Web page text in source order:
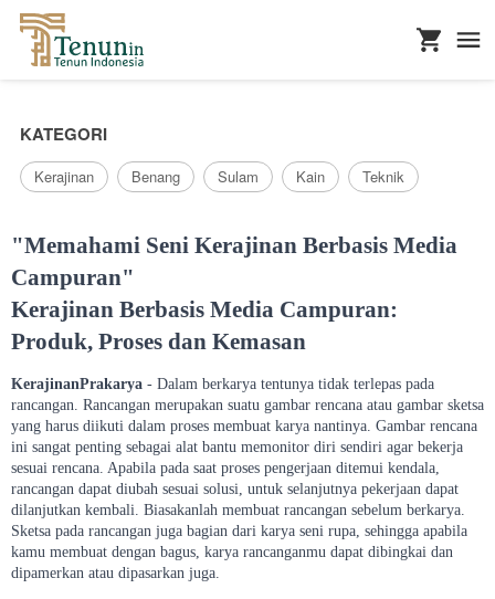
KATEGORI
Kerajinan Benang Sulam Kain Teknik
"Memahami Seni Kerajinan Berbasis Media
Campuran"
Kerajinan Berbasis Media Campuran:
Produk, Proses dan Kemasan
KerajinanPrakarya - Dalam berkarya tentunya tidak terlepas pada
rancangan. Rancangan merupakan suatu gambar rencana atau gambar sketsa
yang harus diikuti dalam proses membuat karya nantinya. Gambar rencana
ini sangat penting sebagai alat bantu memonitor diri sendiri agar bekerja
sesuai rencana. Apabila pada saat proses pengerjaan ditemui kendala,
rancangan dapat diubah sesuai solusi, untuk selanjutnya pekerjaan dapat
dilanjutkan kembali. Biasakanlah membuat rancangan sebelum berkarya.
Sketsa pada rancangan juga bagian dari karya seni rupa, sehingga apabila
kamu membuat dengan bagus, karya rancanganmu dapat dibingkai dan
dipamerkan atau dipasarkan juga.